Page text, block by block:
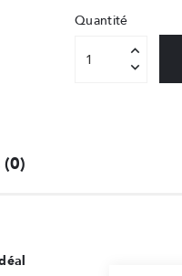
Quantité
(0)